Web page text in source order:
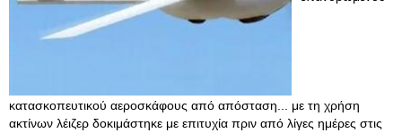
κατασκοπευτικού αεροσκάφους από απόσταση... με τη χρήση
ακτίνων λέιζερ δοκιμάστηκε με επιτυχία πριν από λίγες ημέρες στις